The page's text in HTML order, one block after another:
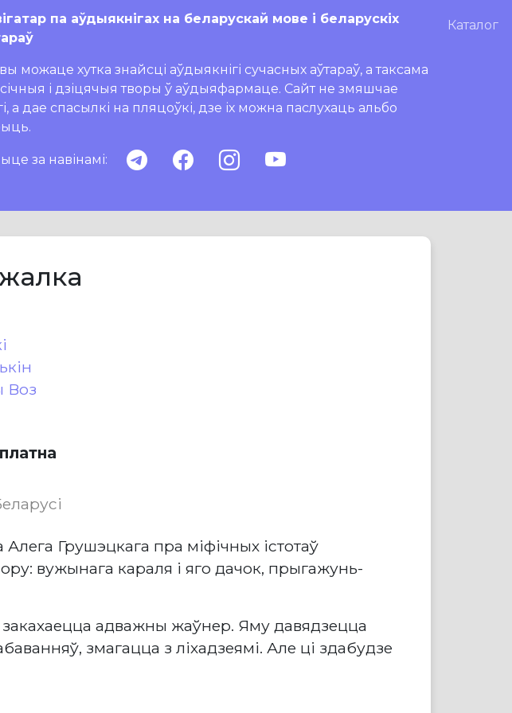
па аўдыякнігах на беларускай мове і беларускіх
можаце хутка знайсці аўдыякнігі сучасных аўтараў, а таксама
і дзіцячыя творы ў аўдыяфармаце. Сайт не змяшчае
а дае спасылкі на пляцоўкі, дзе іх можна паслухаць альбо
за навінамі:
Каталог
Воз
Алега Грушэцкага пра міфічных істотаў
вужынага караля і яго дачок, прыгажунь-
адважны жаўнер. Яму давядзецца
змагацца з ліхадзеямі. Але ці здабудзе